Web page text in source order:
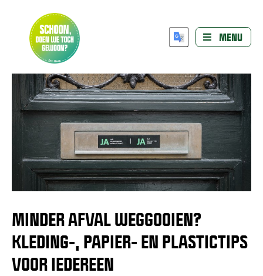
MENU
MINDER AFVAL WEGGOOIEN?
KLEDING-, PAPIER- EN PLASTICTIPS
VOOR IEDEREEN